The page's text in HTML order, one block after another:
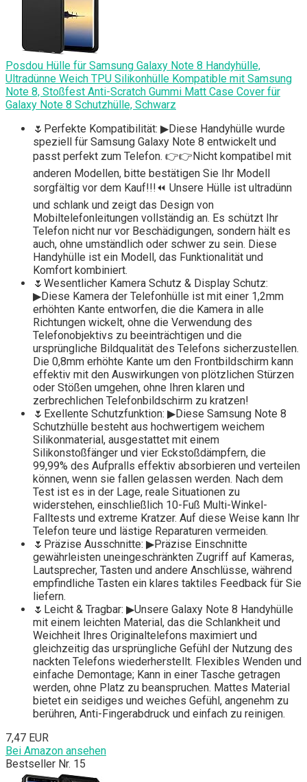
Posdou Hülle für Samsung Galaxy Note 8 Handyhülle,
Ultradünne Weich TPU Silikonhülle Kompatible mit Samsung
Note 8, Stoßfest Anti-Scratch Gummi Matt Case Cover für
Galaxy Note 8 Schutzhülle, Schwarz
🌷Perfekte Kompatibilität: ▶Diese Handyhülle wurde
speziell für Samsung Galaxy Note 8 entwickelt und
passt perfekt zum Telefon. 👉👉Nicht kompatibel mit
anderen Modellen, bitte bestätigen Sie Ihr Modell
sorgfältig vor dem Kauf!!!⏪ Unsere Hülle ist ultradünn
und schlank und zeigt das Design von
Mobiltelefonleitungen vollständig an. Es schützt Ihr
Telefon nicht nur vor Beschädigungen, sondern hält es
auch, ohne umständlich oder schwer zu sein. Diese
Handyhülle ist ein Modell, das Funktionalität und
Komfort kombiniert.
🌷Wesentlicher Kamera Schutz & Display Schutz:
▶Diese Kamera der Telefonhülle ist mit einer 1,2mm
erhöhten Kante entworfen, die die Kamera in alle
Richtungen wickelt, ohne die Verwendung des
Telefonobjektivs zu beeinträchtigen und die
ursprüngliche Bildqualität des Telefons sicherzustellen.
Die 0,8mm erhöhte Kante um den Frontbildschirm kann
effektiv mit den Auswirkungen von plötzlichen Stürzen
oder Stößen umgehen, ohne Ihren klaren und
zerbrechlichen Telefonbildschirm zu kratzen!
🌷Exellente Schutzfunktion: ▶Diese Samsung Note 8
Schutzhülle besteht aus hochwertigem weichem
Silikonmaterial, ausgestattet mit einem
Silikonstoßfänger und vier Eckstoßdämpfern, die
99,99% des Aufpralls effektiv absorbieren und verteilen
können, wenn sie fallen gelassen werden. Nach dem
Test ist es in der Lage, reale Situationen zu
widerstehen, einschließlich 10-Fuß Multi-Winkel-
Falltests und extreme Kratzer. Auf diese Weise kann Ihr
Telefon teure und lästige Reparaturen vermeiden.
🌷Präzise Ausschnitte: ▶Präzise Einschnitte
gewährleisten uneingeschränkten Zugriff auf Kameras,
Lautsprecher, Tasten und andere Anschlüsse, während
empfindliche Tasten ein klares taktiles Feedback für Sie
liefern.
🌷Leicht & Tragbar: ▶Unsere Galaxy Note 8 Handyhülle
mit einem leichten Material, das die Schlankheit und
Weichheit Ihres Originaltelefons maximiert und
gleichzeitig das ursprüngliche Gefühl der Nutzung des
nackten Telefons wiederherstellt. Flexibles Wenden und
einfache Demontage; Kann in einer Tasche getragen
werden, ohne Platz zu beanspruchen. Mattes Material
bietet ein seidiges und weiches Gefühl, angenehm zu
berühren, Anti-Fingerabdruck und einfach zu reinigen.
7,47 EUR
Bei Amazon ansehen
Bestseller Nr. 15